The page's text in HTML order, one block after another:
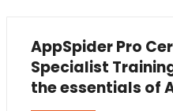
AppSpider Pro
Specialist
the essentials of